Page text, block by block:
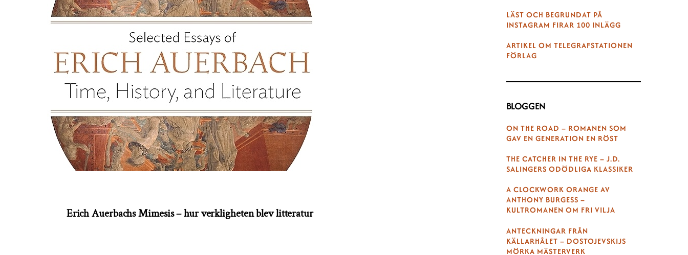
Erich Auerbachs Mimesis – hur verkligheten blev litteratur
LÄST OCH BEGRUNDAT PÅ
INSTAGRAM FIRAR 100 INLÄGG
ARTIKEL OM TELEGRAFSTATIONEN
FÖRLAG
BLOGGEN
ON THE ROAD – ROMANEN SOM
GAV EN GENERATION EN RÖST
THE CATCHER IN THE RYE – J.D.
SALINGERS ODÖDLIGA KLASSIKER
A CLOCKWORK ORANGE AV
ANTHONY BURGESS –
KULTROMANEN OM FRI VILJA
ANTECKNINGAR FRÅN
KÄLLARHÅLET – DOSTOJEVSKIJS
MÖRKA MÄSTERVERK